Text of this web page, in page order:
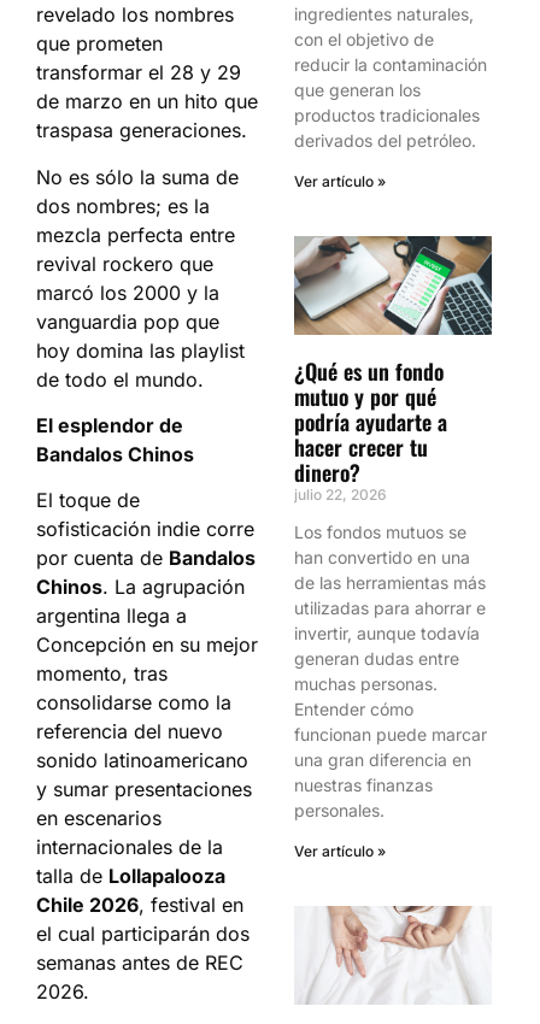
revelado los nombres
que prometen
transformar el 28 y 29
de marzo en un hito que
traspasa generaciones.
No es sólo la suma de
dos nombres; es la
mezcla perfecta entre
revival rockero que
marcó los 2000 y la
vanguardia pop que
hoy domina las playlist
de todo el mundo.
El esplendor de
Bandalos Chinos
El toque de
sofisticación indie corre
por cuenta de Bandalos
Chinos. La agrupación
argentina llega a
Concepción en su mejor
momento, tras
consolidarse como la
referencia del nuevo
sonido latinoamericano
y sumar presentaciones
en escenarios
internacionales de la
talla de Lollapalooza
Chile 2026, festival en
el cual participarán dos
semanas antes de REC
2026.
ingredientes naturales,
con el objetivo de
reducir la contaminación
que generan los
productos tradicionales
derivados del petróleo.
Ver artículo »
¿Qué es un fondo
mutuo y por qué
podría ayudarte a
hacer crecer tu
dinero?
julio 22, 2026
Los fondos mutuos se
han convertido en una
de las herramientas más
utilizadas para ahorrar e
invertir, aunque todavía
generan dudas entre
muchas personas.
Entender cómo
funcionan puede marcar
una gran diferencia en
nuestras finanzas
personales.
Ver artículo »